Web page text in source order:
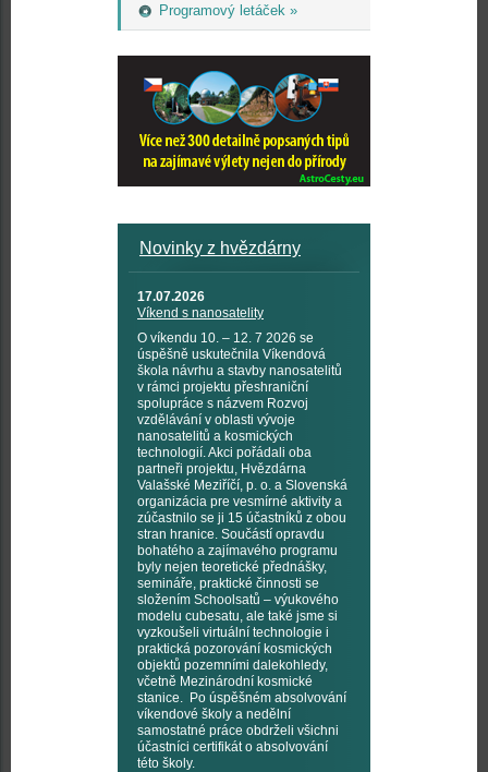
Programový letáček »
Novinky z hvězdárny
17.07.2026
Víkend s nanosatelity
O víkendu 10. – 12. 7 2026 se
úspěšně uskutečnila Víkendová
škola návrhu a stavby nanosatelitů
v rámci projektu přeshraniční
spolupráce s názvem Rozvoj
vzdělávání v oblasti vývoje
nanosatelitů a kosmických
technologií. Akci pořádali oba
partneři projektu, Hvězdárna
Valašské Meziříčí, p. o. a Slovenská
organizácia pre vesmírné aktivity a
zúčastnilo se ji 15 účastníků z obou
stran hranice. Součástí opravdu
bohatého a zajímavého programu
byly nejen teoretické přednášky,
semináře, praktické činnosti se
složením Schoolsatů – výukového
modelu cubesatu, ale také jsme si
vyzkoušeli virtuální technologie i
praktická pozorování kosmických
objektů pozemními dalekohledy,
včetně Mezinárodní kosmické
stanice. Po úspěšném absolvování
víkendové školy a nedělní
samostatné práce obdrželi všichni
účastníci certifikát o absolvování
této školy.